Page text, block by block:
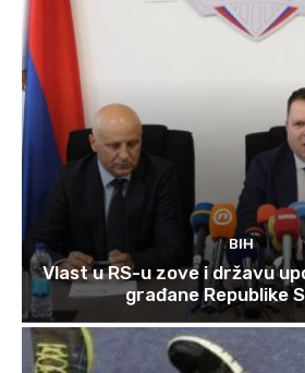
BIH
Vlast u RS-u zove i državu
građane Republike